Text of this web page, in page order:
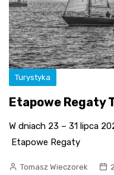
Turystyka
Etapowe Regaty
W dniach 23 – 31 lipca
Etapowe Regaty
Tomasz Wieczorek